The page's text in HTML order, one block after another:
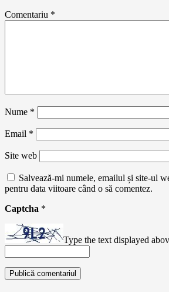
Comentariu *
Nume *
Email *
Site web
Salvează-mi numele, emailul și site-ul
pentru data viitoare când o să comentez.
Captcha *
Type the text displayed